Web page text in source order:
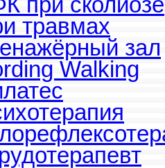
травмах
зал
Walking